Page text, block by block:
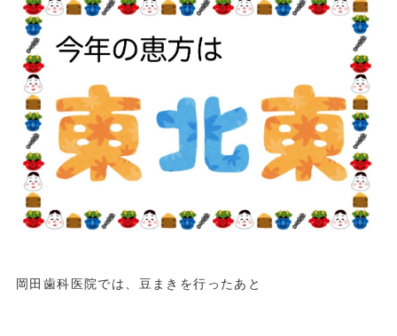
岡田歯科医院では、豆まきを行ったあと